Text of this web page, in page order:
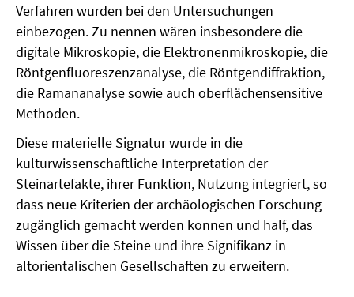
Verfahren wurden bei den Untersuchungen
einbezogen. Zu nennen wären insbesondere die
digitale Mikroskopie, die Elektronenmikroskopie, die
Röntgenfluoreszenzanalyse, die Röntgendiffraktion,
die Ramananalyse sowie auch oberflächensensitive
Methoden.
Diese materielle Signatur wurde in die
kulturwissenschaftliche Interpretation der
Steinartefakte, ihrer Funktion, Nutzung integriert, so
dass neue Kriterien der archäologischen Forschung
zugänglich gemacht werden konnen und half, das
Wissen über die Steine und ihre Signifikanz in
altorientalischen Gesellschaften zu erweitern.